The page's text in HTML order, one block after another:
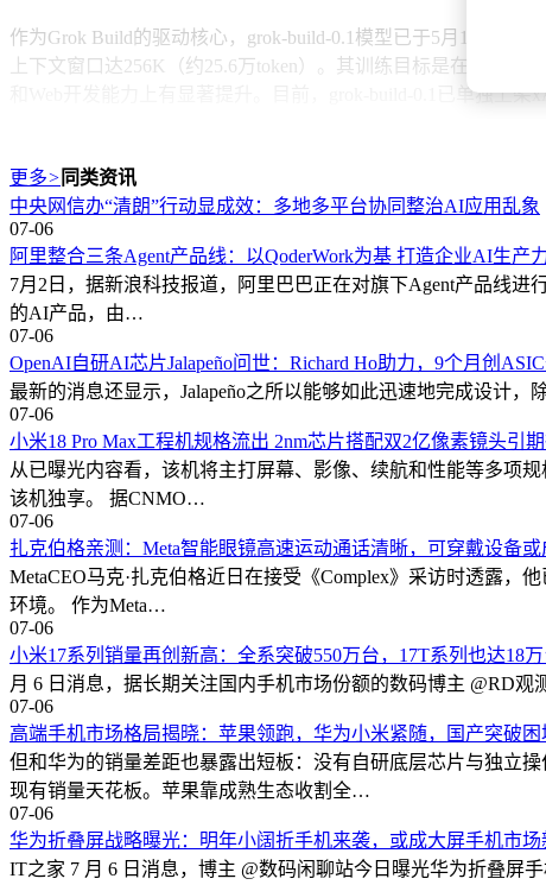
作为Grok Build的驱动核心，grok-build-0.1模型已于5月19日进
上下文窗口达256K（约25.6万token）。其训练目标是在长链
和Web开发能力上有显著提升。目前，grok-build-0.1已单独上
过智能体客户端协议（ACP）接入其他应用。其核心优势在于“
现，确保每处改动透明可控。它还支持子智能体并行处理任务
尽管xAI已摊开两张底牌——V9训练完成和硬件就位，但编程模
体能力。V9的公开版上线后，其1.5T参数能否在编程基准测试
场竞争增添了更多变数。
更多> 同类资讯
中央网信办“清朗”行动显成效：多地多平台协同整治AI应用乱象
07-06
阿里整合三条Agent产品线：以QoderWork为基 打造企业AI生产
7月2日，据新浪科技报道，阿里巴巴正在对旗下Agent产品线进
的AI产品，由…
07-06
OpenAI自研AI芯片Jalapeño问世：Richard Ho助力，9个月创
最新的消息还显示，Jalapeño之所以能够如此迅速地完成设计
07-06
小米18 Pro Max工程机规格流出 2nm芯片搭配双2亿像素镜头引
从已曝光内容看，该机将主打屏幕、影像、续航和性能等多项
该机独享。 据CNMO…
07-06
扎克伯格亲测：Meta智能眼镜高速运动通话清晰，可穿戴设备
MetaCEO马克·扎克伯格近日在接受《Complex》采访时透露
环境。 作为Meta…
07-06
小米17系列销量再创新高：全系突破550万台，17T系列也达18
月 6 日消息，据长期关注国内手机市场份额的数码博主 @RD
07-06
高端手机市场格局揭晓：苹果领跑，华为小米紧随，国产突破
但和华为的销量差距也暴露出短板：没有自研底层芯片与独立
现有销量天花板。苹果靠成熟生态收割全…
07-06
华为折叠屏战略曝光：明年小阔折手机来袭，或成大屏手机市场
IT之家 7 月 6 日消息，博主 @数码闲聊站今日曝光华为折叠屏